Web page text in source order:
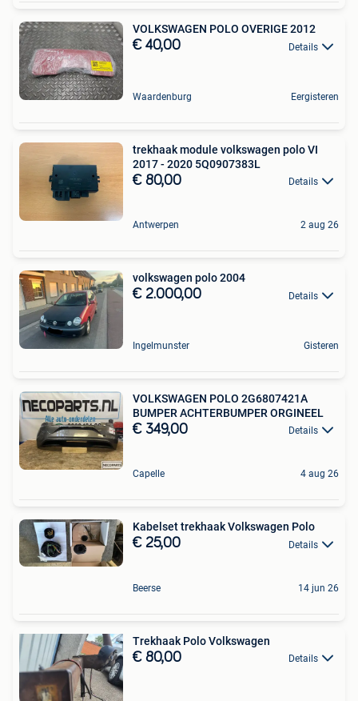
VOLKSWAGEN POLO OVERIGE 2012
€ 40,00 Details
Waardenburg Eergisteren
trekhaak module volkswagen polo VI
2017 - 2020 5Q0907383L
€ 80,00 Details
Antwerpen 2 aug 26
volkswagen polo 2004
€ 2.000,00 Details
Ingelmunster Gisteren
VOLKSWAGEN POLO 2G6807421A
BUMPER ACHTERBUMPER ORGINEEL
€ 349,00 Details
Capelle 4 aug 26
Kabelset trekhaak Volkswagen Polo
€ 25,00 Details
Beerse 14 jun 26
Trekhaak Polo Volkswagen
€ 80,00 Details